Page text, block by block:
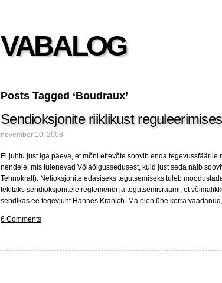
VABALOG
Posts Tagged ‘Boudraux’
Sendioksjonite riiklikust
november 10, 2008
Ei juhtu just iga päeva, et mõni ettevõte soovib enda
nendele, mis tulenevad Võlaõigussedusest, kuid just seda näib
Tehnokratt): Netioksjonite edasiseks tegutsemiseks tuleb
tekitaks sendioksjonitele reglemendi ja tegutsemisraami, et
sendikas.ee tegevjuht Hannes Kranich. Ma olen ühe korra
6 Comments